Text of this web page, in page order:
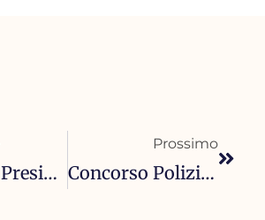
Concorso Presidenza Del Consiglio 2026: 130 Posti Per Laureati Nel Dipartimento Per La Trasformazione Digitale
Prossimo
Concorso Polizia Penitenziaria 867 Posti – Graduatoria Finale Approvata: Tutto Quello Che Devi Sapere